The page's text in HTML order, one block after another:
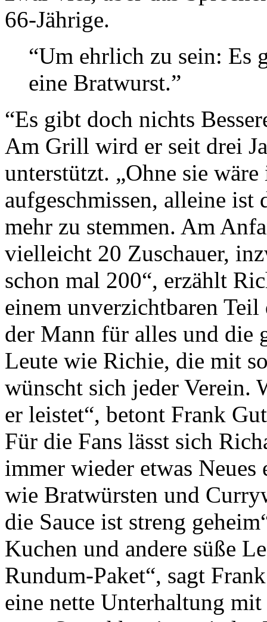
66-Jährige.
“Um ehrlich zu sein: Es
eine Bratwurst.”
“Es gibt doch nichts
Am Grill wird er seit drei
unterstützt. „Ohne sie
aufgeschmissen, alleine
mehr zu stemmen. Am
vielleicht 20 Zuschauer,
schon mal 200“, erzählt
einem unverzichtbaren
der Mann für alles und die
Leute wie Richie, die mit
wünscht sich jeder Verein.
er leistet“, betont Frank
Für die Fans lässt sich
immer wieder etwas
wie Bratwürsten und
die Sauce ist streng
Kuchen und andere süße
Rundum-Paket“, sagt
eine nette Unterhaltung